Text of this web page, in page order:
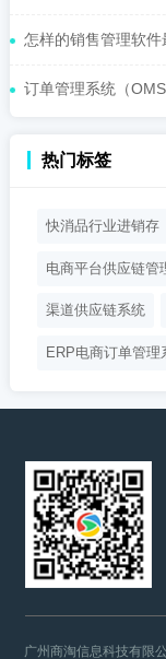
怎样的销售管理软件
订单管理系统（OMS
热门标签
快消品行业进销存
电商平台供应链管
渠道供应链系统
ERP电商订单管理
广州商淘信息科技有限